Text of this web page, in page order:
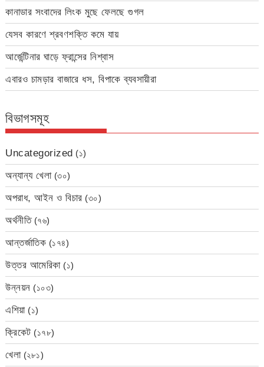
কানাডার সংবাদের লিংক মুছে ফেলছে গুগল
যেসব কারণে শ্রবণশক্তি কমে যায়
আর্জেন্টিনার ঘাড়ে ফ্রান্সের নিশ্বাস
এবারও চামড়ার বাজারে ধস, বিপাকে ব্যবসায়ীরা
বিভাগসমূহ
Uncategorized (১)
অন্যান্য খেলা(৩০)
অপরাধ, আইন ও বিচার (৩০)
অর্থনীতি(৭৬)
আন্তর্জাতিক (১৭৪)
উত্তর আমেরিকা(১)
উন্নয়ন (১০৩)
এশিয়া(১)
ক্রিকেট (১৭৮)
খেলা(২৮১)